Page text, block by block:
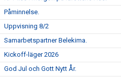
Påminnelse.
Uppvisning 8/2
Samarbetspartner Belekima.
Kickoff-läger 2026
God Jul och Gott Nytt År.